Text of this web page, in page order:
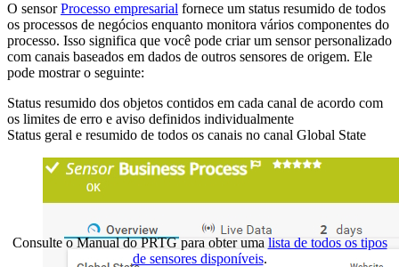
O sensorProcesso empresarial fornece um status resumido de todos
os processos de negócios enquanto monitora vários componentes do
processo. Isso significa que você pode criar um sensor personalizado
com canais baseados em dados de outros sensores de origem. Ele
pode mostrar o seguinte:
Status resumido dos objetos contidos em cada canal de acordo com
os limites de erro e aviso definidos individualmente
Status geral e resumido de todos os canais no canal Global State
Consulte o Manual do PRTG para obter uma lista de todos os tipos
de sensores disponíveis.